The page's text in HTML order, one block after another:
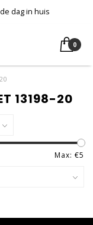
dag in huis
0
13198-20
Max: €5